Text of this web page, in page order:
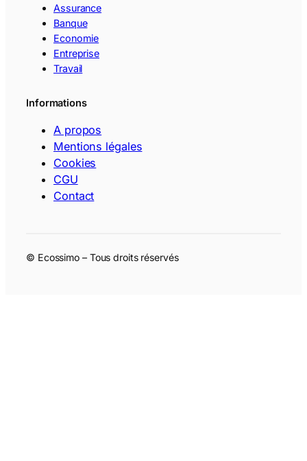
Assurance
Banque
Economie
Entreprise
Travail
Informations
A propos
Mentions légales
Cookies
CGU
Contact
© Ecossimo – Tous droits réservés